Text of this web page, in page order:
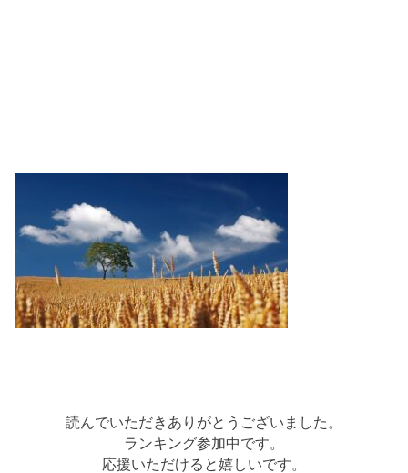
読んでいただきありがとうございました。
ランキング参加中です。
応援いただけると嬉しいです。